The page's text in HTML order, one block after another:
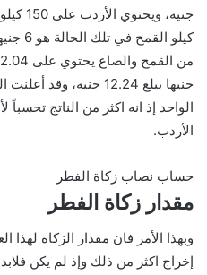
جنيه،
كيلو
الواحد إذ انه اكثر من الناتج
الأردب.
حساب نصاب زكاة الفطر
مقدار زكاة الفطر
إخراج اكثر من ذلك وإذ لم يكن